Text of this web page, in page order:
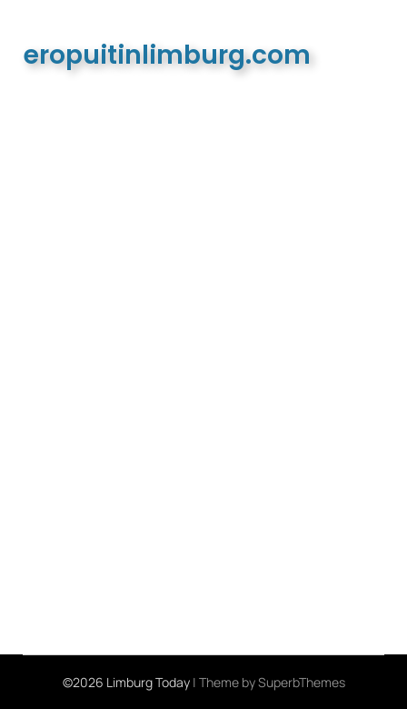
eropuitinlimburg.com
©2026 Limburg Today | Theme bySuperbThemes